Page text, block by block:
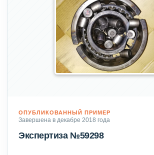
ОПУБЛИКОВАННЫЙ ПРИМЕР
Завершена в декабре 2018 года
Экспертиза №59298